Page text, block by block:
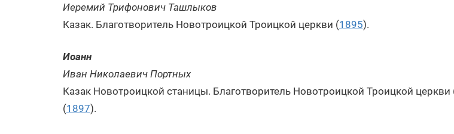
Иеремий Трифонович Ташлыков
Казак. Благотворитель Новотроицкой Троицкой церкви (1895).
Иоанн
Иван Николаевич Портных
Казак Новотроицкой станицы. Благотворитель Новотроицкой Троицкой церкви
(1897).